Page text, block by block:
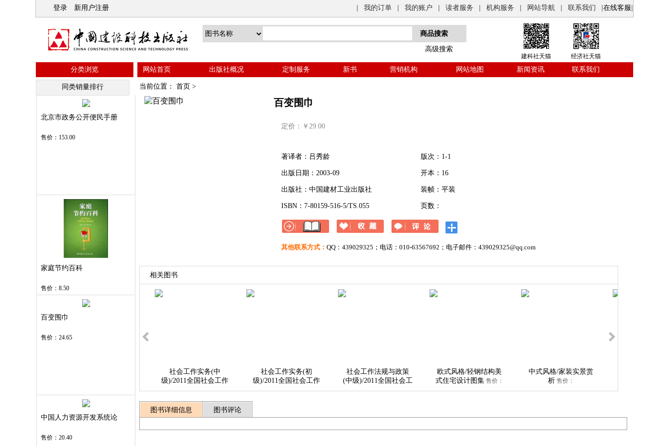
登录 新用户注册 | 我的订单 | 我的账户 | 读者服务 | 机构服务 | 网站导航 | 联系我们 |在线客服|
高级搜索
建科社天猫 经济社天猫
分类浏览 网站首页 出版社概况 定制服务 新书 营销机构 网站地图 新闻资讯 联系我们
同类销量排行
北京市政务公开便民手册
售价：153.00
家庭节约百科
售价：8.50
百变围巾
售价：24.65
中国人力资源开发系统论
售价：20.40
当前位置： 首页 >
百变围巾
定价：￥29.00
著译者：吕秀龄 版次：1-1
出版日期：2003-09 开本：16
出版社：中国建材工业出版社 装帧：平装
ISBN：7-80159-516-5/TS.055 页数：
其他联系方式： QQ：439029325；电话：010-63567692；电子邮件：439029325@qq.com
相关图书
社会工作实务(中
级)/2011全国社会工作
者职业水平考试考前冲
社会工作实务(初
级)/2011全国社会工作
者职业水平考试考前冲
社会工作法规与政策
(中级)/2011全国社会工
作者职业水平考试考前
欧式风格/轻钢结构美
式住宅设计图集售价：
中式风格/家装实景赏
析售价：
图书详细信息 图书评论